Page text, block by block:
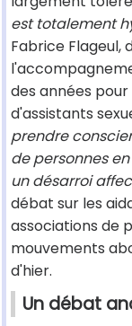
est totalement
Fabrice Flageul,
des années
d'assistants
prendre
de personnes
un désarroi
débat sur les
associations de
mouvements
d'hier.
Un débat